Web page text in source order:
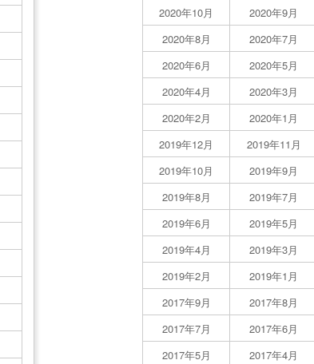
2020年10月
2020年9月
2020年8月
2020年7月
2020年6月
2020年5月
2020年4月
2020年3月
2020年2月
2020年1月
2019年12月
2019年11月
2019年10月
2019年9月
2019年8月
2019年7月
2019年6月
2019年5月
2019年4月
2019年3月
2019年2月
2019年1月
2017年9月
2017年8月
2017年7月
2017年6月
2017年5月
2017年4月